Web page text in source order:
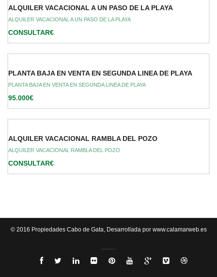
ALQUILER VACACIONAL A UN PASO DE LA PLAYA
ALQUILER VACACIONAL A UN PASO DE LA PLAYA
CONSULTAR€
PLANTA BAJA EN VENTA EN SEGUNDA LINEA DE PLAYA
PLANTA BAJA EN VENTA EN SEGUNDA LINEA DE PLAYA
95.000€
ALQUILER VACACIONAL RAMBLA DEL POZO
ALQUILER VACACIONAL RAMBLA DEL POZO
CONSULTAR€
© 2016 Propiedades Cabo de Gata, Desarrollada por www.calamarweb.es